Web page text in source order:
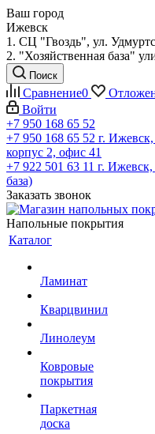
Ваш город
Ижевск
1. СЦ "Гвоздь", ул.
2. "Хозяйственная база"
Поиск
Сравнение0
Войти
+7 950 168 65 52
+7 950 168 65 52 г.
корпус 2, офис 41
+7 922 501 63 11 г.
база)
Заказать звонок
Напольные покрытия
Каталог
Ламинат
Кварцвинил
Линолеум
Ковровые
покрытия
Паркетная
доска